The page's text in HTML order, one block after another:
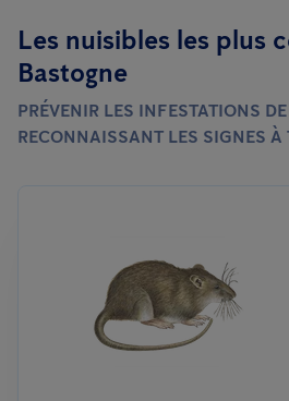
discutons de la législation, de la lutte
des méthodes, des données et des
Les nuisibles les plus
Bastogne
PRÉVENIR LES INFESTATIONS
RECONNAISSANT LES SIGNES À